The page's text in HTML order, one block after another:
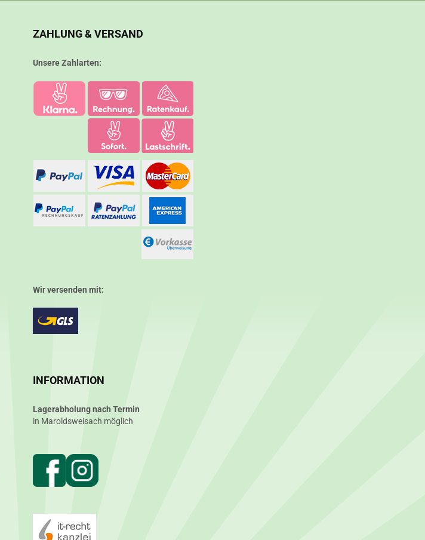
ZAHLUNG & VERSAND
Unsere Zahlarten:
Wir versenden mit:
INFORMATION
Lagerabholung nach Termin
in Maroldsweisach möglich